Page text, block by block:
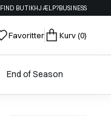
FIND BUTIKHJÆLP?BUSINESS
Favoritter Kurv(0)
End of Season